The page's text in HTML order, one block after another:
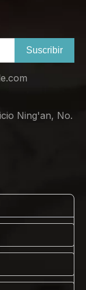
Suscribir
Ning'an, No.